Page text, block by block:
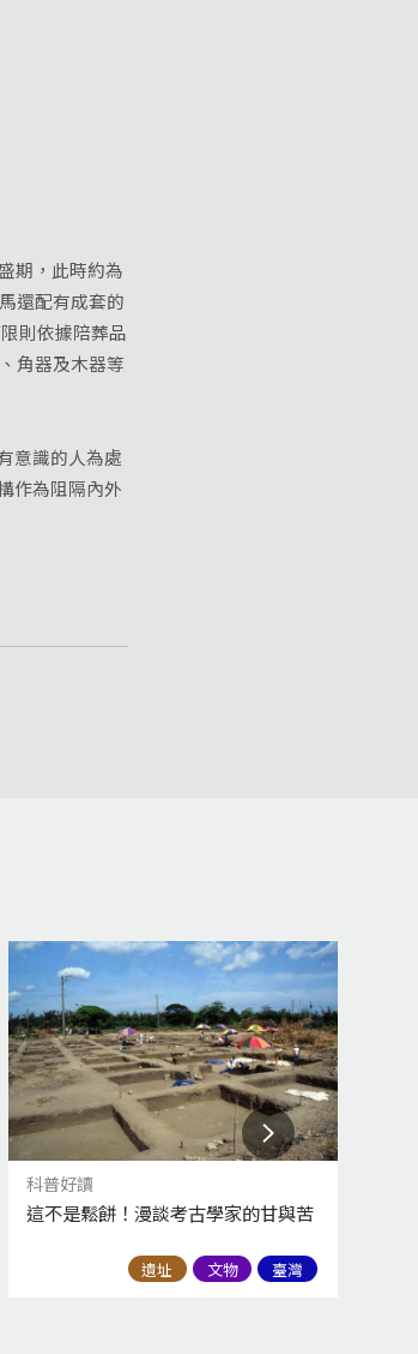
期，此時約為
還配有成套的
則依據陪葬品
角器及木器等
意識的人為處
作為阻隔內外
科普好讀
這不是鬆餅！漫談考古學家的甘與苦
遺址 文物 臺灣